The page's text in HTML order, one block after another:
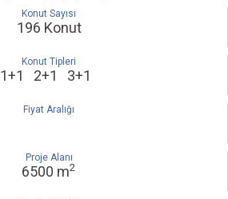
Konut Sayısı
196 Konut
Konut Tipleri
1+1 2+1 3+1
Fiyat Aralığı
Proje Alanı
6500 m2